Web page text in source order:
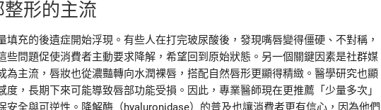
形的主流
充的後遺症開始浮現。有些人在打完玻尿酸後，發現嘴唇變得僵硬、不對稱，
問題促使消費者主動要求降解，希望回到原始狀態。另一個關鍵因素是社群媒
主流，唇妝也從濃豔轉向水潤裸唇，搭配自然唇形更顯得精緻。醫學研究也顯
，長期下來可能導致唇部功能受損。因此，專業醫師現在更推薦「少量多次」
全與可逆性。降解酶（hyaluronidase）的普及也讓消費者更有信心，因為他們